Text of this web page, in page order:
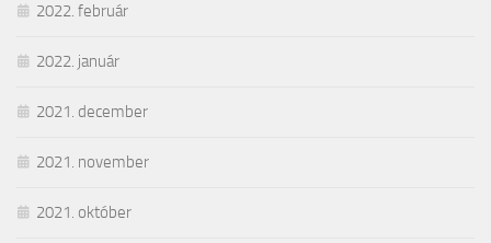
2022. február
2022. január
2021. december
2021. november
2021. október